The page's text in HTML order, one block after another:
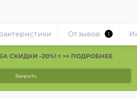
СКИДКИ -20%! = >> ПОДРОБНЕЕ
Закрыть
Отзывов 1